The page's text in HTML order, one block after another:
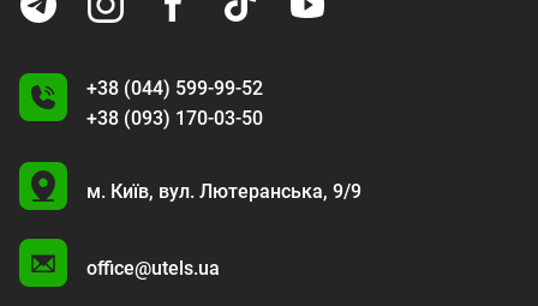
+38 (044) 599-99-52
+38 (093) 170-03-50
U
м. Київ, вул. Лютеранська, 9/9
office@utels.ua